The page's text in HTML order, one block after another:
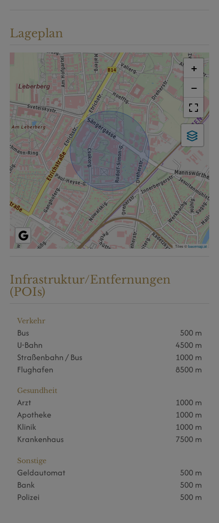
Lageplan
+
−
Tiles ©basemap.at
Infrastruktur/Entfernungen
(POIs)
Verkehr
Bus
500 m
U-Bahn
4500 m
Straßenbahn / Bus
1000 m
Flughafen
8500 m
Gesundheit
Arzt
1000 m
Apotheke
1000 m
Klinik
1000 m
Krankenhaus
7500 m
Sonstige
Geldautomat
500 m
Bank
500 m
Polizei
500 m